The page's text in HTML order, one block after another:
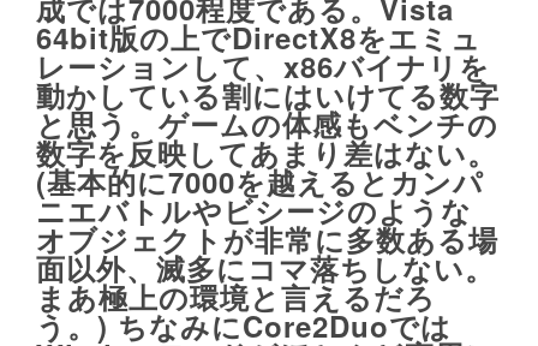
成では7000程度である。Vista
64bit版の上でDirectX8をエミュ
レーションして、x86バイナリを
動かしている割にはいけてる数字
と思う。ゲームの体感もベンチの
数字を反映してあまり差はない。
(基本的に7000を越えるとカンパ
ニエバトルやビシージのような
オブジェクトが非常に多数ある場
面以外、滅多にコマ落ちしない。
まあ極上の環境と言えるだろ
う。) ちなみにCore2Duoでは